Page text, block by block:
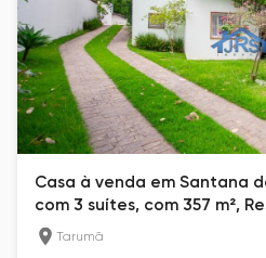
Casa à venda em Santana
com 3 suítes, com 357 m²,
Tarumã